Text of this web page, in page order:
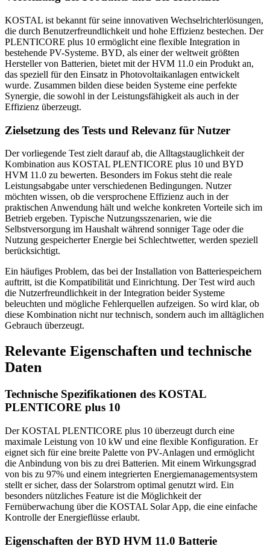
KOSTAL ist bekannt für seine innovativen Wechselrichterlösungen,
die durch Benutzerfreundlichkeit und hohe Effizienz bestechen. Der
PLENTICORE plus 10 ermöglicht eine flexible Integration in
bestehende PV-Systeme. BYD, als einer der weltweit größten
Hersteller von Batterien, bietet mit der HVM 11.0 ein Produkt an,
das speziell für den Einsatz in Photovoltaikanlagen entwickelt
wurde. Zusammen bilden diese beiden Systeme eine perfekte
Synergie, die sowohl in der Leistungsfähigkeit als auch in der
Effizienz überzeugt.
Zielsetzung des Tests und Relevanz für Nutzer
Der vorliegende Test zielt darauf ab, die Alltagstauglichkeit der
Kombination aus KOSTAL PLENTICORE plus 10 und BYD
HVM 11.0 zu bewerten. Besonders im Fokus steht die reale
Leistungsabgabe unter verschiedenen Bedingungen. Nutzer
möchten wissen, ob die versprochene Effizienz auch in der
praktischen Anwendung hält und welche konkreten Vorteile sich im
Betrieb ergeben. Typische Nutzungsszenarien, wie die
Selbstversorgung im Haushalt während sonniger Tage oder die
Nutzung gespeicherter Energie bei Schlechtwetter, werden speziell
berücksichtigt.
Ein häufiges Problem, das bei der Installation von Batteriespeichern
auftritt, ist die Kompatibilität und Einrichtung. Der Test wird auch
die Nutzerfreundlichkeit in der Integration beider Systeme
beleuchten und mögliche Fehlerquellen aufzeigen. So wird klar, ob
diese Kombination nicht nur technisch, sondern auch im alltäglichen
Gebrauch überzeugt.
Relevante Eigenschaften und technische
Daten
Technische Spezifikationen des KOSTAL
PLENTICORE plus 10
Der KOSTAL PLENTICORE plus 10 überzeugt durch eine
maximale Leistung von 10 kW und eine flexible Konfiguration. Er
eignet sich für eine breite Palette von PV-Anlagen und ermöglicht
die Anbindung von bis zu drei Batterien. Mit einem Wirkungsgrad
von bis zu 97% und einem integrierten Energiemanagementsystem
stellt er sicher, dass der Solarstrom optimal genutzt wird. Ein
besonders nützliches Feature ist die Möglichkeit der
Fernüberwachung über die KOSTAL Solar App, die eine einfache
Kontrolle der Energieflüsse erlaubt.
Eigenschaften der BYD HVM 11.0 Batterie